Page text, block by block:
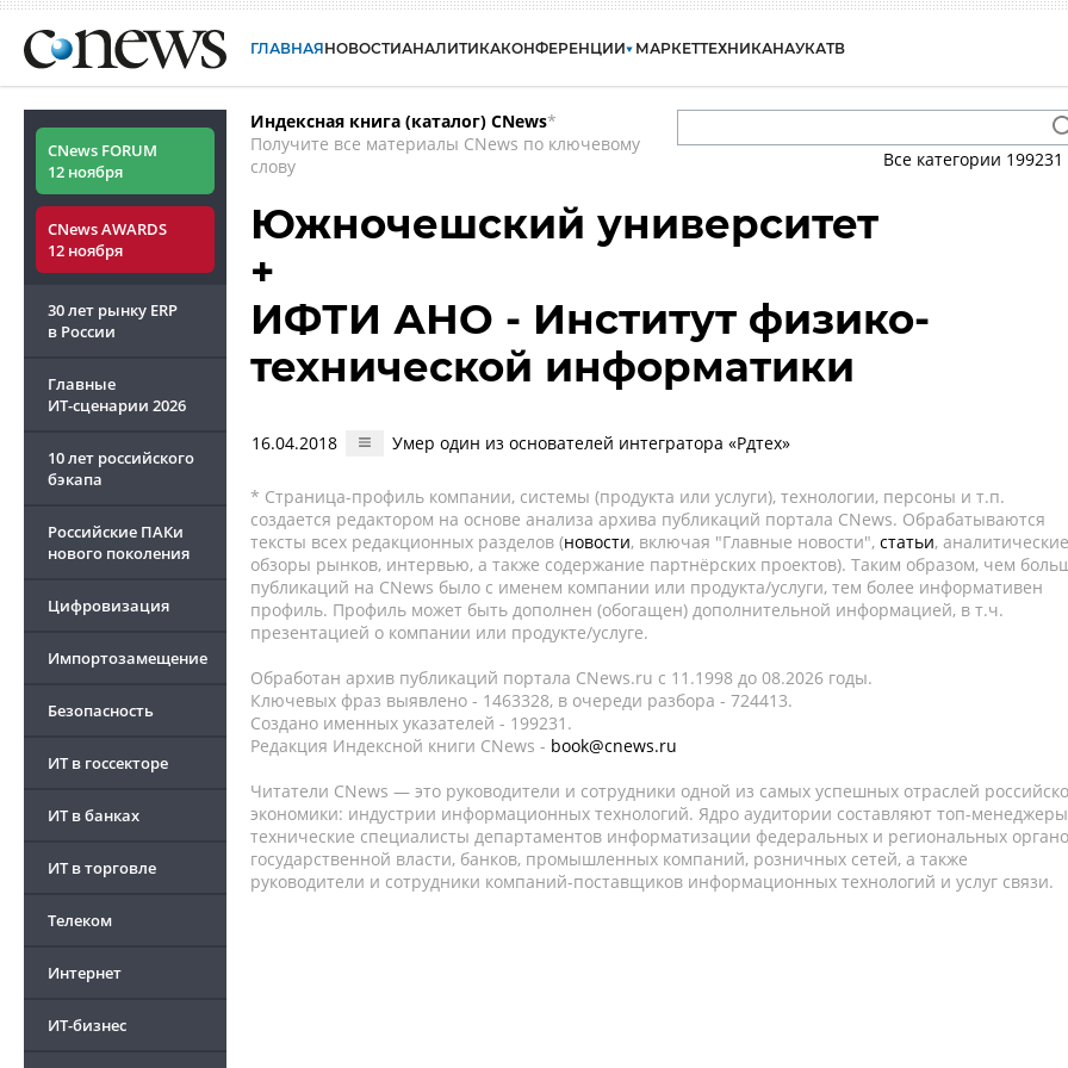
ГЛАВНАЯНОВОСТИАНАЛИТИКАКОНФЕРЕНЦИИ МАРКЕТТЕХНИКАНАУКАТВ
CNews FORUM
12 ноября
CNews AWARDS
12 ноября
30 лет рынку ERP
в России
Главные
ИТ-сценарии 2026
10 лет российского
бэкапа
Российские ПАКи
нового поколения
Цифровизация
Импортозамещение
Безопасность
ИТ в госсекторе
ИТ в банках
ИТ в торговле
Телеком
Интернет
ИТ-бизнес
Индексная книга (каталог) CNews*
Получите все материалы CNews по ключевому
слову
Все категории 199231
Южночешский университет
+
ИФТИ АНО - Институт физико-
технической информатики
16.04.2018 Умер один из основателей интегратора «Рдтех»
* Страница-профиль компании, системы (продукта или услуги), технологии, персоны и т.п.
создается редактором на основе анализа архива публикаций портала CNews. Обрабатываются
тексты всех редакционных разделов (новости, включая "Главные новости", статьи, аналитические
обзоры рынков, интервью, а также содержание партнёрских проектов). Таким образом, чем
публикаций на CNews было с именем компании или продукта/услуги, тем более информативен
профиль. Профиль может быть дополнен (обогащен) дополнительной информацией, в т.ч.
презентацией о компании или продукте/услуге.
Обработан архив публикаций портала CNews.ru c 11.1998 до 08.2026 годы.
Ключевых фраз выявлено - 1463328, в очереди разбора - 724413.
Создано именных указателей - 199231.
Редакция Индексной книги CNews - book@cnews.ru
Читатели CNews — это руководители и сотрудники одной из самых успешных отраслей
экономики: индустрии информационных технологий. Ядро аудитории составляют топ-
технические специалисты департаментов информатизации федеральных и региональных
государственной власти, банков, промышленных компаний, розничных сетей, а также
руководители и сотрудники компаний-поставщиков информационных технологий и услуг связи.